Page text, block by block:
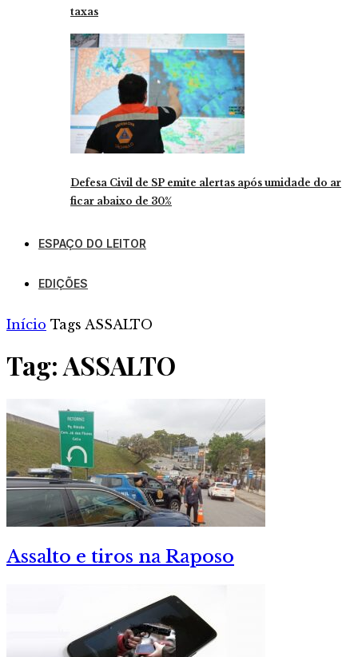
taxas
Defesa Civil de SP emite alertas após umidade do ar
ficar abaixo de 30%
ESPAÇO DO LEITOR
EDIÇÕES
Início Tags ASSALTO
Tag: ASSALTO
Assalto e tiros na Raposo